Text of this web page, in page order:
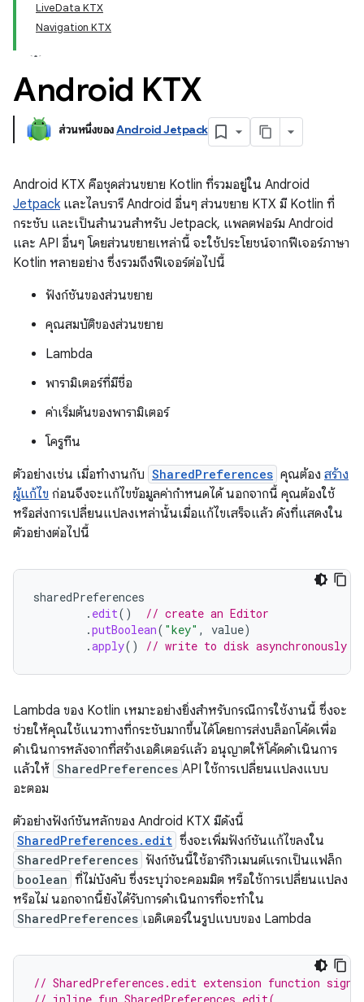
LiveData KTX
Navigation KTX
Android KTX
ส่วนหนึ่งของAndroid Jetpack
Android KTX คือชุดส่วนขยาย Kotlin ที่รวมอยู่ใน Android
Jetpackและไลบรารี Android อื่นๆ ส่วนขยาย KTX มี Kotlin ที่
กระชับ และเป็นสำนวนสำหรับ Jetpack, แพลตฟอร์ม Android
และ API อื่นๆ โดยส่วนขยายเหล่านี้ จะใช้ประโยชน์จากฟีเจอร์ภาษา
Kotlin หลายอย่าง ซึ่งรวมถึงฟีเจอร์ต่อไปนี้
ฟังก์ชันของส่วนขยาย
คุณสมบัติของส่วนขยาย
Lambda
พารามิเตอร์ที่มีชื่อ
ค่าเริ่มต้นของพารามิเตอร์
โครูทีน
ตัวอย่างเช่น เมื่อทำงานกับ SharedPreferences คุณต้อง สร้าง
ผู้แก้ไข ก่อนจึงจะแก้ไขข้อมูลค่ากำหนดได้ นอกจากนี้ คุณต้องใช้
หรือส่งการเปลี่ยนแปลงเหล่านั้นเมื่อแก้ไขเสร็จแล้ว ดังที่แสดงใน
ตัวอย่างต่อไปนี้
sharedPreferences
. edit()
// create an Editor
.putBoolean( "key" , value)
.apply() // write to disk asynchronously
Lambda ของ Kotlin เหมาะอย่างยิ่งสำหรับกรณีการใช้งานนี้ ซึ่งจะ
ช่วยให้คุณใช้แนวทางที่กระชับมากขึ้นได้โดยการส่งบล็อกโค้ดเพื่อ
ดำเนินการหลังจากที่สร้างเอดิเตอร์แล้ว อนุญาตให้โค้ดดำเนินการ
แล้วให้ SharedPreferences API ใช้การเปลี่ยนแปลงแบบ
อะตอม
ตัวอย่างฟังก์ชันหลักของ Android KTX มีดังนี้
SharedPreferences.edit ซึ่งจะเพิ่มฟังก์ชันแก้ไขลงใน
SharedPreferences ฟังก์ชันนี้ใช้อาร์กิวเมนต์แรกเป็นแฟล็ก
boolean ที่ไม่บังคับ ซึ่งระบุว่าจะคอมมิต หรือใช้การเปลี่ยนแปลง
หรือไม่ นอกจากนี้ยังได้รับการดำเนินการที่จะทำใน
SharedPreferences เอดิเตอร์ในรูปแบบของ Lambda
// SharedPreferences.edit extension function